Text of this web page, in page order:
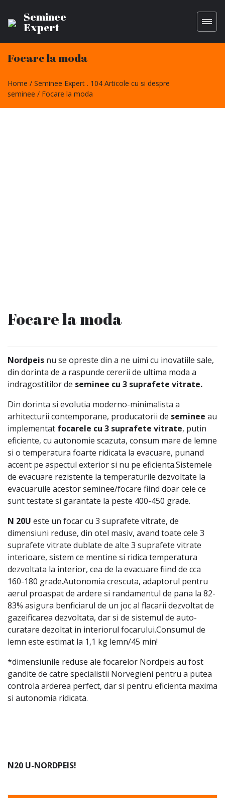
Seminee
Expert
Focare la moda
Home
Seminee Expert . 104 Articole cu si despre
seminee
Focare la moda
Focare la moda
Nordpeis nu se opreste din a ne uimi cu inovatiile sale,
din dorinta de a raspunde cererii de ultima moda a
indragostitilor de seminee cu 3 suprafete vitrate.
Din dorinta si evolutia moderno-minimalista a
arhitecturii contemporane, producatorii de seminee au
implementat focarele cu 3 suprafete vitrate, putin
eficiente, cu autonomie scazuta, consum mare de lemne
si o temperatura foarte ridicata la evacuare, punand
accent pe aspectul exterior si nu pe eficienta.Sistemele
de evacuare rezistente la temperaturile dezvoltate la
evacuaruile acestor seminee/focare fiind doar cele ce
sunt testate si garantate la peste 400-450 grade.
N 20U este un focar cu 3 suprafete vitrate, de
dimensiuni reduse, din otel masiv, avand toate cele 3
suprafete vitrate dublate de alte 3 suprafete vitrate
interioare, sistem ce mentine si ridica temperatura
dezvoltata la interior, cea de la evacuare fiind de cca
160-180 grade.Autonomia crescuta, adaptorul pentru
aerul proaspat de ardere si randamentul de pana la 82-
83% asigura benficiarul de un joc al flacarii dezvoltat de
gazeificarea dezvoltata, dar si de sistemul de auto-
curatare dezoltat in interiorul focarului.Consumul de
lemn este estimat la 1,1 kg lemn/45 min!
*dimensiunile reduse ale focarelor Nordpeis au fost
gandite de catre specialistii Norvegieni pentru a putea
controla arderea perfect, dar si pentru eficienta maxima
si autonomia ridicata.
N20 U-NORDPEIS!